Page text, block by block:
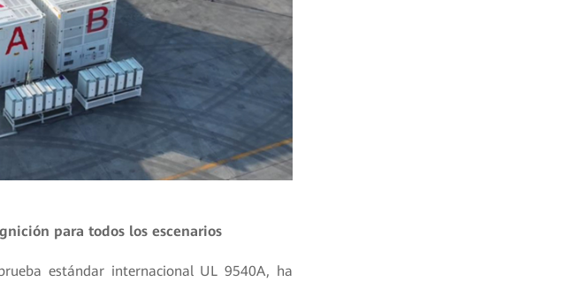
para todos los escenarios
estándar internacional UL 9540A, ha